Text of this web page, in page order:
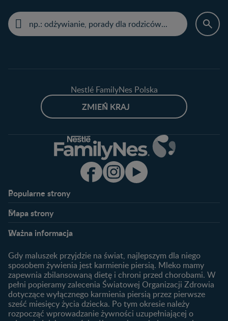
Nestlé FamilyNes Polska
ZMIEŃ KRAJ
Popularne strony​
Kontakt
FAQ
Produkty
Wyszukiwarka produktów
Nasze marki
Mapa strony​
Plamienie implantacyjne –
Jak zaplanować płeć
dziecka?
Jak rozpoznać dni płodne?
Badania przed ciążą
Planowanie urlopu
1. trymestr ciąży
2. trymestr ciąży
3. trymestr ciąży
Ważna informacja
Gdy maluszek przyjdzie na świat, najlepszym dla niego
sposobem żywienia jest karmienie piersią. Mleko mamy
zapewnia zbilansowaną dietę i chroni przed chorobami. W
pełni popieramy zalecenia Światowej Organizacji Zdrowia
dotyczące wyłącznego karmienia piersią przez pierwsze
sześć miesięcy życia dziecka. Po tym okresie należy
rozpocząć wprowadzanie żywności uzupełniającej o